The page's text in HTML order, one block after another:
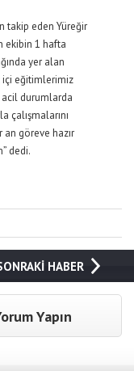
takip eden Yüreğir
ekibin 1 hafta
yer alan
içi eğitimlerimiz
durumlarda
çalışmalarını
göreve hazır
dedi.
HABER
Yapın